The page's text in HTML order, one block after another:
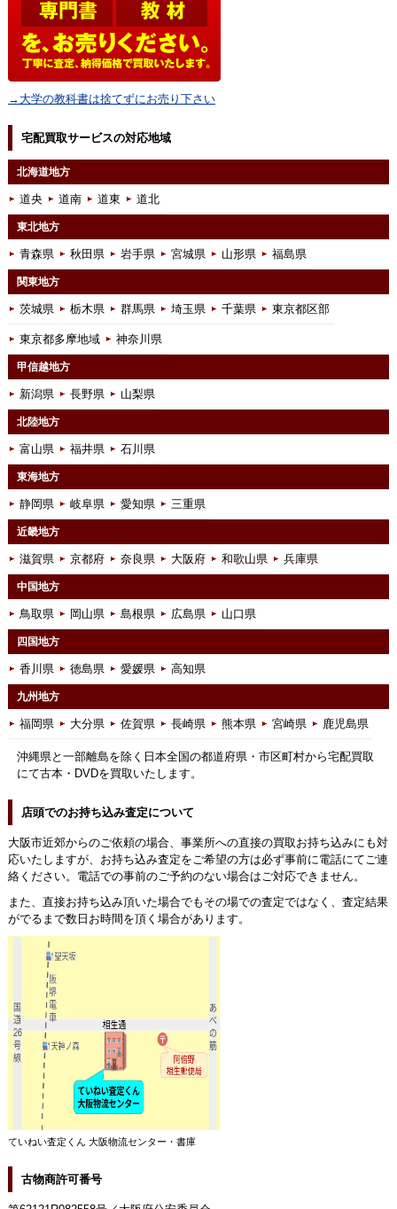
→大学の教科書は捨てずにお売り下さい
宅配買取サービスの対応地域
北海道地方
道央 道南 道東 道北
東北地方
青森県 秋田県 岩手県 宮城県 山形県 福島県
関東地方
茨城県 栃木県 群馬県 埼玉県 千葉県 東京都区部
東京都多摩地域 神奈川県
甲信越地方
新潟県 長野県 山梨県
北陸地方
富山県 福井県 石川県
東海地方
静岡県 岐阜県 愛知県 三重県
近畿地方
滋賀県 京都府 奈良県 大阪府 和歌山県 兵庫県
中国地方
鳥取県 岡山県 島根県 広島県 山口県
四国地方
香川県 徳島県 愛媛県 高知県
九州地方
福岡県 大分県 佐賀県 長崎県 熊本県 宮崎県 鹿児島県
沖縄県と一部離島を除く日本全国の都道府県・市区町村から宅配買取
にて古本・DVDを買取いたします。
店頭でのお持ち込み査定について
大阪市近郊からのご依頼の場合、事業所への直接の買取お持ち込みにも対
応いたしますが、お持ち込み査定をご希望の方は必ず事前に電話にてご連
絡ください。電話での事前のご予約のない場合はご対応できません。
また、直接お持ち込み頂いた場合でもその場での査定ではなく、査定結果
がでるまで数日お時間を頂く場合があります。
ていねい査定くん 大阪物流センター・書庫
古物商許可番号